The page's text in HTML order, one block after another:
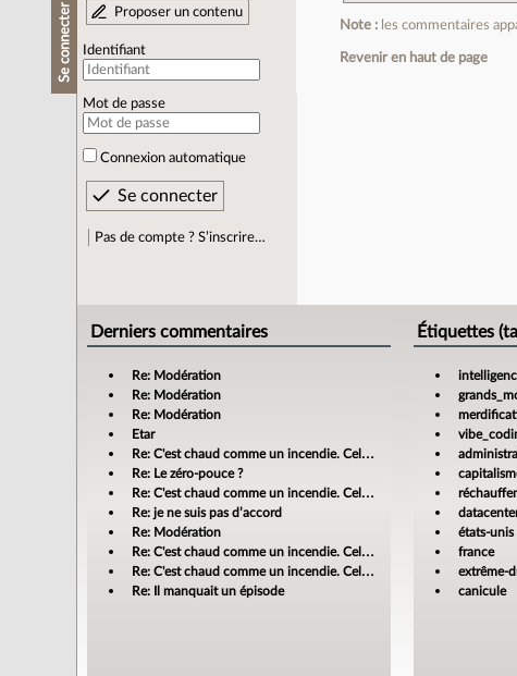
Se connecter Proposer un contenu
Identifiant
Mot de passe
Connexion automatique
Pas de compte ? S’inscrire…
Note : les commentaires
Revenir en haut de page
Derniers commentaires
Re: Modération
Re: Modération
Re: Modération
Etar
Re: C'est chaud comme un incendie. Cela m'enrage!
Re: Le zéro-pouce ?
Re: C'est chaud comme un incendie. Cela m'enrage!
Re: je ne suis pas d’accord
Re: Modération
Re: C'est chaud comme un incendie. Cela m'enrage!
Re: C'est chaud comme un incendie. Cela m'enrage!
Re: Il manquait un épisode
Étiquettes
états-unis
france
extrême-
canicule